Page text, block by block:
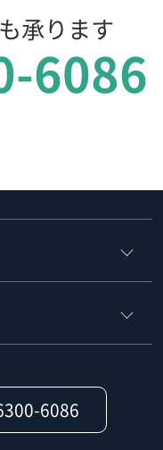
承ります
6086
6086